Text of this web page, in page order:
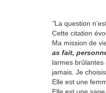
"La question
Cette citation
Ma mission de
as fait,
larmes brûlantes
jamais. Je
Elle est une